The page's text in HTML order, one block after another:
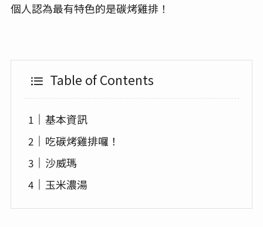
個人認為最有特色的是碳烤雞排！
Table of Contents
基本資訊
吃碳烤雞排囉！
沙威瑪
玉米濃湯